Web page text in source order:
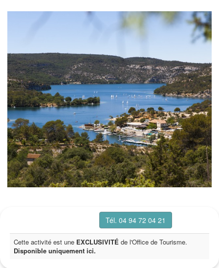
Tél. 04 94 72 04 21
Cette activité est une EXCLUSIVITÉ de l'Office de Tourisme.
Disponible uniquement ici.